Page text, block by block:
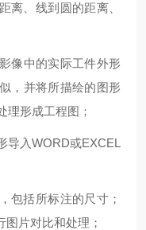
离、线到圆的距离、
像中的实际工件外形
，并将所描绘的图形
理形成工程图；
导入WORD或EXCEL
，包括所标注的尺寸；
片对比和处理；